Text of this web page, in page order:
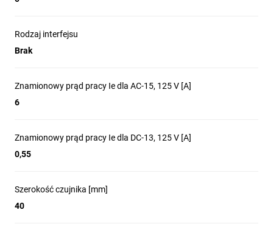
Rodzaj interfejsu
Brak
Znamionowy prąd pracy Ie dla AC-15, 125 V [A]
6
Znamionowy prąd pracy Ie dla DC-13, 125 V [A]
0,55
Szerokość czujnika [mm]
40